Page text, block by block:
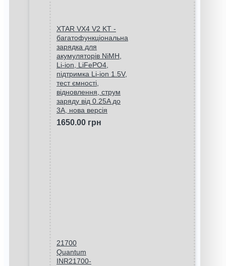
XTAR VX4 V2 KT -
багатофункціональна
зарядка для
акумуляторів NiMH,
Li-ion, LiFePO4,
підтримка Li-ion 1.5V,
тест ємності,
відновлення, струм
заряду від 0.25A до
3A, нова версія
1650.00 грн
21700
Quantum
INR21700-